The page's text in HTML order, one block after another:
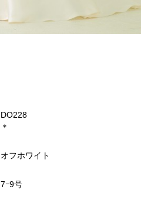
DO228
＊
オフホワイト
7ｰ9号